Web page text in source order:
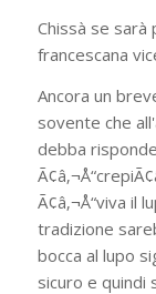
Chissà se sarà
francescana
Ancora un
sovente che
debba
Ã¢â‚¬Å“viva il
tradizione
bocca al lupo
sicuro e quindi